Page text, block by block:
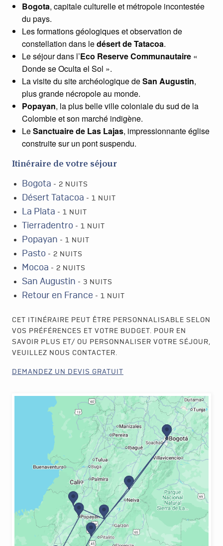
Bogota, capitale culturelle et métropole incontestée
du pays.
Les formations géologiques et observation de
constellation dans ledésert de Tatacoa.
Le séjour dans l’Eco Reserve Communautaire «
Donde se Oculta el Sol ».
La visite du site archéologique deSan Augustin,
plus grande nécropole au monde.
Popayan, la plus belle ville coloniale du sud de la
Colombie et son marché indigène.
LeSanctuaire de Las Lajas, impressionnante église
construite sur un pont suspendu.
Itinéraire de votre séjour
Bogota - 2 NUITS
Désert Tatacoa - 1 NUIT
La Plata - 1 NUIT
Tierradentro - 1 NUIT
Popayan - 1 NUIT
Pasto - 2 NUITS
Mocoa - 2 NUITS
San Augustin - 3 NUITS
Retour en France - 1 NUIT
CET ITINÉRAIRE PEUT ÊTRE PERSONNALISABLE SELON
VOS PRÉFÉRENCES ET VOTRE BUDGET. POUR EN
SAVOIR PLUS ET/ OU PERSONNALISER VOTRE SÉJOUR,
VEUILLEZ NOUS CONTACTER.
DEMANDEZ UN DEVIS GRATUIT